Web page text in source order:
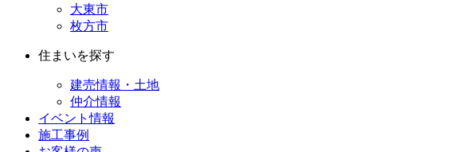
大東市
枚方市
住まいを探す
建売情報・土地
仲介情報
イベント情報
施工事例